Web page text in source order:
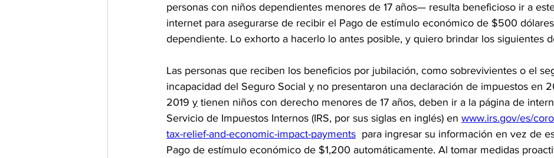
personas con niños dependientes menores de 17 años— resulta beneficioso ir a
internet para asegurarse de recibir el Pago de estímulo económico de $500
dependiente. Lo exhorto a hacerlo lo antes posible, y quiero brindar los siguientes
Las personas que reciben los beneficios por jubilación, como sobrevivientes o el
incapacidad del Seguro Social y no presentaron una declaración de impuestos en
2019 y tienen niños con derecho menores de 17 años, deben ir a la página de
Servicio de Impuestos Internos (IRS, por sus siglas en inglés) en www.irs.gov/es/
tax-relief-and-economic-impact-payments
para ingresar su información en vez de
Pago de estímulo económico de $1,200 automáticamente. Al tomar medidas